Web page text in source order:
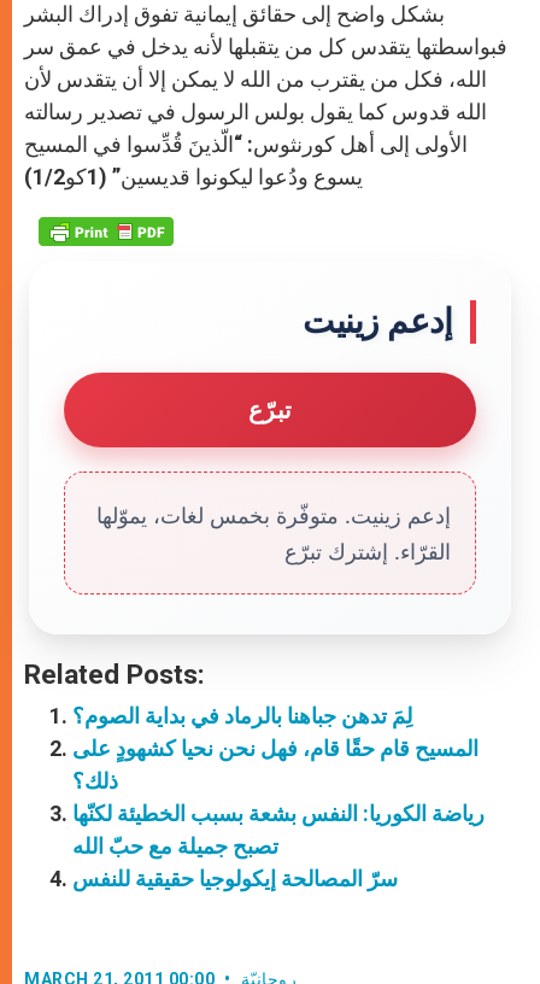
بشكل واضح إلى حقائق إيمانية تفوق إدراك البشر
فبواسطتها يتقدس كل من يتقبلها لأنه يدخل في عمق سر
الله، فكل من يقترب من الله لا يمكن إلا أن يتقدس لأن
الله قدوس كما يقول بولس الرسول في تصدير رسالته
الأولى إلى أهل كورنثوس: “الّذينَ قُدِّسوا في المسيح
يسوع ودُعوا ليكونوا قديسين” (1كو1/2)
إدعم زينيت
تبرّع
إدعم زينيت. متوفّرة بخمس لغات، يموّلها
القرّاء. إشترك تبرّع
Related Posts:
لِمَ تدهن جباهنا بالرماد في بداية الصوم؟
المسيح قام حقًا قام، فهل نحن نحيا كشهودٍ على
ذلك؟
رياضة الكوريا: النفس بشعة بسبب الخطيئة لكنّها
تصبح جميلة مع حبّ الله
سرّ المصالحة إيكولوجيا حقيقية للنفس
MARCH 21, 2011 00:00 روحانيّة